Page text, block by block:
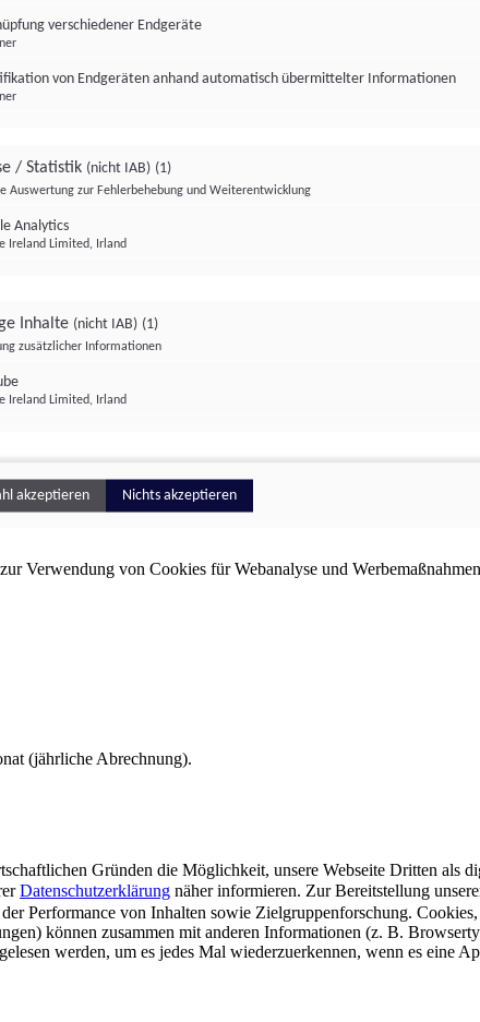
Verwendung von Cookies für Webanalyse und
(jährliche Abrechnung).
Gründen die Möglichkeit, unsere Webseite Dritten als
Datenschutzerklärung näher informieren. Zur Bereitstellung
Performance von Inhalten sowie Zielgruppenforschung.
können zusammen mit anderen Informationen (z. B.
werden, um es jedes Mal wiederzuerkennen, wenn es eine
verschiedener Endgeräte
von Endgeräten anhand automatisch übermittelter Informationen
/ Statistik (nicht IAB) (1)
Auswertung zur Fehlerbehebung und Weiterentwicklung
Analytics
Ireland Limited, Irland
Inhalte (nicht IAB) (1)
zusätzlicher Informationen
Ireland Limited, Irland
akzeptieren Nichts akzeptieren